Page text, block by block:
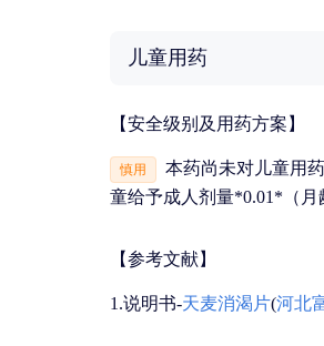
儿童用药
【安全级别及用药方案】
慎用
本药尚未对儿童用
童给予成人剂量*0.01*（
【参考文献】
1.说明书-天麦消渴片(河北